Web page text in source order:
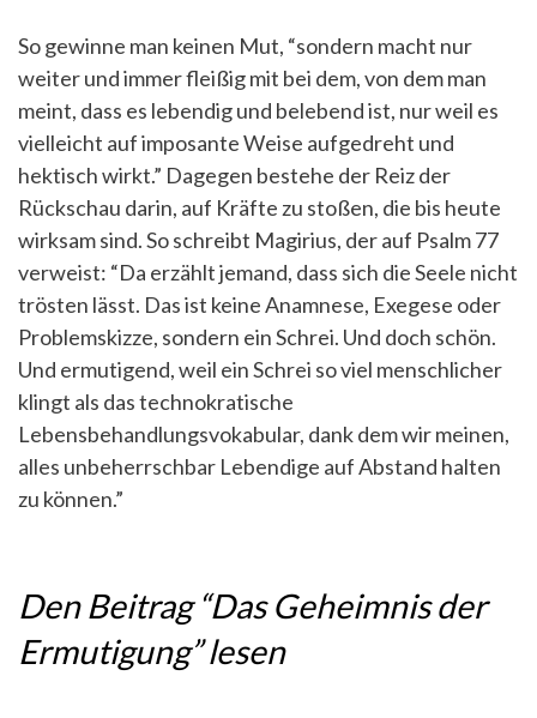
So gewinne man keinen Mut, “sondern macht nur
weiter und immer fleißig mit bei dem, von dem man
meint, dass es lebendig und belebend ist, nur weil es
vielleicht auf imposante Weise aufgedreht und
hektisch wirkt.” Dagegen bestehe der Reiz der
Rückschau darin, auf Kräfte zu stoßen, die bis heute
wirksam sind. So schreibt Magirius, der auf Psalm 77
verweist: “Da erzählt jemand, dass sich die Seele nicht
trösten lässt. Das ist keine Anamnese, Exegese oder
Problemskizze, sondern ein Schrei. Und doch schön.
Und ermutigend, weil ein Schrei so viel menschlicher
klingt als das technokratische
Lebensbehandlungsvokabular, dank dem wir meinen,
alles unbeherrschbar Lebendige auf Abstand halten
zu können.”
Den Beitrag “Das Geheimnis der
Ermutigung” lesen